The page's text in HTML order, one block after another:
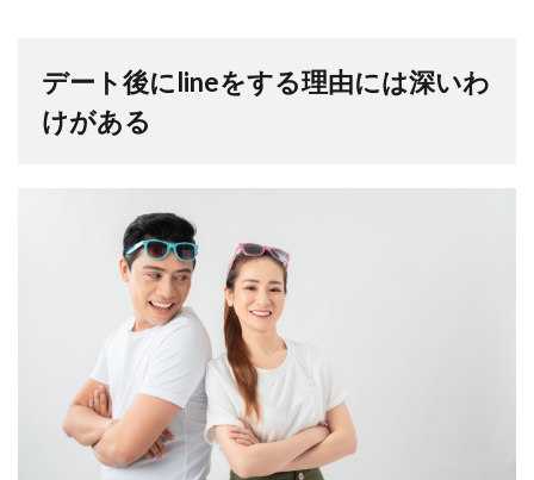
デート後にlineをする理由には深いわ
けがある